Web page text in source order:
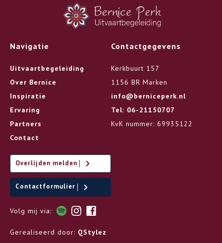
Navigatie
Uitvaartbegeleiding
Over Bernice
Inspiratie
Ervaring
Partners
Contact
Contactgegevens
Kerkbuurt 157
1156 BR Marken
info@berniceperk.nl
Tel: 06-21150707
KvK nummer: 69935122
Overlijden melden
Contactformulier
Volg mij via:
Gerealiseerd door: QStylez